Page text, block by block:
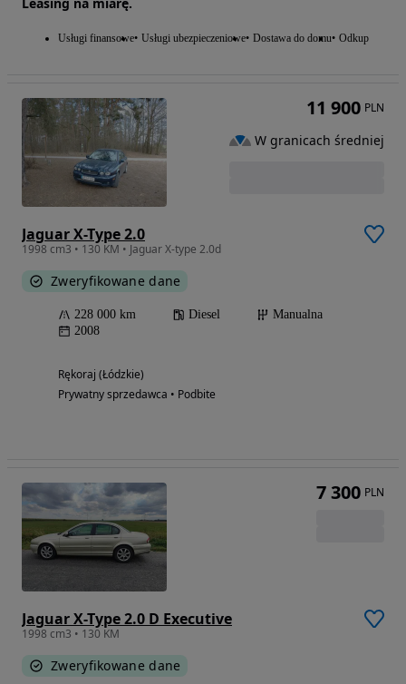
Usługi finansowe Usługi ubezpieczeniowe Dostawa do domu Odkup
Jaguar X-Type 2.0
1998 cm3 • 130 KM • Jaguar X-type 2.0d
Zweryfikowane dane
228 000 km Diesel
Manualna
2008
Rękoraj (Łódzkie)
Prywatny sprzedawca • Podbite
11 900 PLN
W granicach średniej
Jaguar X-Type 2.0 D Executive
1998 cm3 • 130 KM
Zweryfikowane dane
7 300 PLN